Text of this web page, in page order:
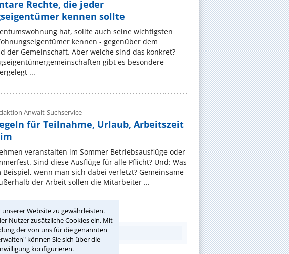
Website zu gewährleisten.
Nutzer zusätzliche Cookies ein. Mit
der von uns für die genannten
können Sie sich über die
konfigurieren.
Rechte, die jeder
kennen sollte
hat, sollte auch seine wichtigsten
kennen - gegenüber dem
der Gemeinschaft. Aber welche sind das konkret?
gibt es besondere
...
Anwalt-Suchservice
für Teilnahme, Urlaub, Arbeitszeit
veranstalten im Sommer Betriebsausflüge oder
Sind diese Ausflüge für alle Pflicht? Und: Was
Beispiel, wenn man sich dabei verletzt? Gemeinsame
der Arbeit sollen die Mitarbeiter ...